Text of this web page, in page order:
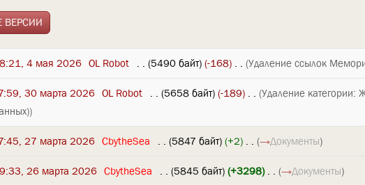
4 мая 2026 OL Robot . . (5490 байт) (-168) . . (Удаление ссылок
30 марта 2026 OL Robot . . (5658 байт) (-189) . . (Удаление категории:
27 марта 2026 CbytheSea . . (5847 байт) (+2) . . (→Документы)
26 марта 2026 CbytheSea . . (5845 байт) (+3298)‎ . . (→Документы)